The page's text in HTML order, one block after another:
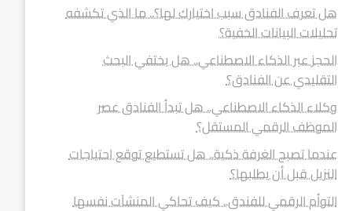
هل تعرف الفنادق سبب اختيارك لها؟.. ما الذي تكشفه
تحليلات البيانات الخفية؟
الحجز عبر الذكاء الاصطناعي.. هل يختفي البحث
التقليدي عن الفنادق؟
وكلاء الذكاء الاصطناعي.. هل تبدأ الفنادق عصر
الموظف الرقمي المستقل؟
عندما تصبح الغرفة ذكية.. هل تستطيع توقع احتياجات
النزيل قبل أن يطلبها؟
التوأم الرقمي للفندق.. كيف تحاكي المنشآت نفسها